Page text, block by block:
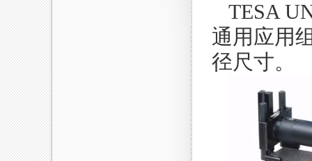
TESA
通用应用
径尺寸。